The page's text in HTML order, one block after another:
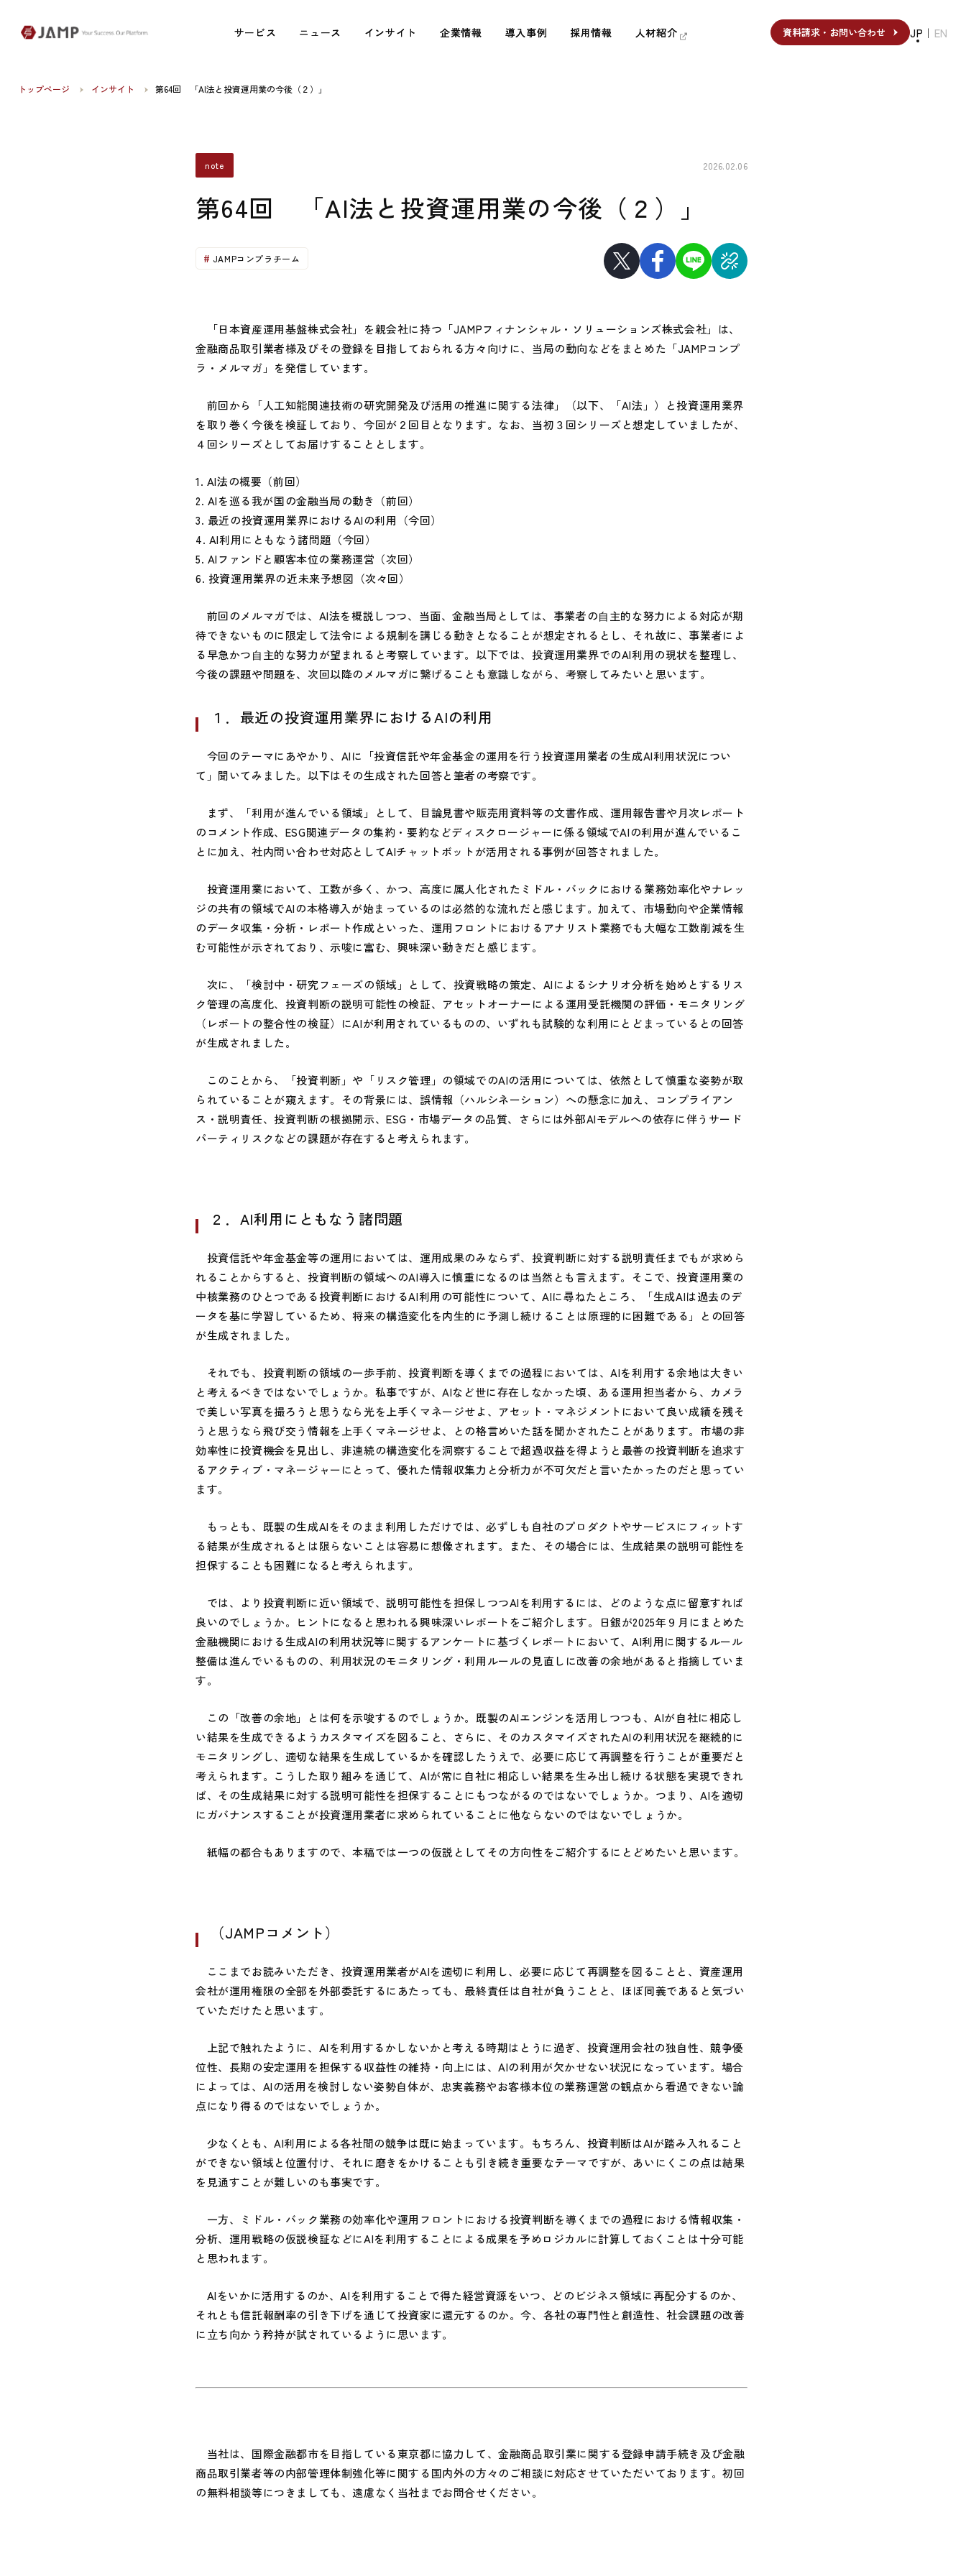
サービス
サービス ニュース
ニュース インサイト
インサイト 企業情報
企業情報 導入事例
導入事例 採用情報
採用情報 人材紹介
人材紹介 資料請求・お問い合わせ
資料請求・お問い合わせ JP ｜ EN
トップページ インサイト 第64回 「AI法と投資運用業の今後（２）」
note 2026.02.06
第64回 「AI法と投資運用業の今後（２）」
JAMPコンプラチーム
「日本資産運用基盤株式会社」を親会社に持つ「JAMPフィナンシャル・ソリューションズ株式会社」は、
金融商品取引業者様及びその登録を目指しておられる方々向けに、当局の動向などをまとめた「JAMPコンプ
ラ・メルマガ」を発信しています。
前回から「人工知能関連技術の研究開発及び活用の推進に関する法律」（以下、「AI法」）と投資運用業界
を取り巻く今後を検証しており、今回が２回目となります。なお、当初３回シリーズと想定していましたが、
４回シリーズとしてお届けすることとします。
1. AI法の概要（前回）
2. AIを巡る我が国の金融当局の動き（前回）
3. 最近の投資運用業界におけるAIの利用（今回）
4. AI利用にともなう諸問題（今回）
5. AIファンドと顧客本位の業務運営（次回）
6. 投資運用業界の近未来予想図（次々回）
前回のメルマガでは、AI法を概説しつつ、当面、金融当局としては、事業者の⾃主的な努力による対応が期
待できないものに限定して法令による規制を講じる動きとなることが想定されるとし、それ故に、事業者によ
る早急かつ⾃主的な努力が望まれると考察しています。以下では、投資運用業界でのAI利用の現状を整理し、
今後の課題や問題を、次回以降のメルマガに繋げることも意識しながら、考察してみたいと思います。
１．最近の投資運用業界におけるAIの利用
今回のテーマにあやかり、AIに「投資信託や年金基金の運用を行う投資運用業者の生成AI利用状況につい
て」聞いてみました。以下はその生成された回答と筆者の考察です。
まず、「利用が進んでいる領域」として、目論見書や販売用資料等の文書作成、運用報告書や月次レポート
のコメント作成、ESG関連データの集約・要約などディスクロージャーに係る領域でAIの利用が進んでいるこ
とに加え、社内問い合わせ対応としてAIチャットボットが活用される事例が回答されました。
投資運用業において、工数が多く、かつ、高度に属人化されたミドル・バックにおける業務効率化やナレッ
ジの共有の領域でAIの本格導入が始まっているのは必然的な流れだと感じます。加えて、市場動向や企業情報
のデータ収集・分析・レポート作成といった、運用フロントにおけるアナリスト業務でも大幅な工数削減を生
む可能性が示されており、示唆に富む、興味深い動きだと感じます。
次に、「検討中・研究フェーズの領域」として、投資戦略の策定、AIによるシナリオ分析を始めとするリス
ク管理の高度化、投資判断の説明可能性の検証、アセットオーナーによる運用受託機関の評価・モニタリング
（レポートの整合性の検証）にAIが利用されているものの、いずれも試験的な利用にとどまっているとの回答
が生成されました。
このことから、「投資判断」や「リスク管理」の領域でのAIの活用については、依然として慎重な姿勢が取
られていることが窺えます。その背景には、誤情報（ハルシネーション）への懸念に加え、コンプライアン
ス・説明責任、投資判断の根拠開示、ESG・市場データの品質、さらには外部AIモデルへの依存に伴うサード
パーティリスクなどの課題が存在すると考えられます。
２．AI利用にともなう諸問題
投資信託や年金基金等の運用においては、運用成果のみならず、投資判断に対する説明責任までもが求めら
れることからすると、投資判断の領域へのAI導入に慎重になるのは当然とも言えます。そこで、投資運用業の
中核業務のひとつである投資判断におけるAI利用の可能性について、AIに尋ねたところ、「生成AIは過去のデ
ータを基に学習しているため、将来の構造変化を内生的に予測し続けることは原理的に困難である」との回答
が生成されました。
それでも、投資判断の領域の一歩手前、投資判断を導くまでの過程においては、AIを利用する余地は大きい
と考えるべきではないでしょうか。私事ですが、AIなど世に存在しなかった頃、ある運用担当者から、カメラ
で美しい写真を撮ろうと思うなら光を上手くマネージせよ、アセット・マネジメントにおいて良い成績を残そ
うと思うなら飛び交う情報を上手くマネージせよ、との格言めいた話を聞かされたことがあります。市場の非
効率性に投資機会を見出し、非連続の構造変化を洞察することで超過収益を得ようと最善の投資判断を追求す
るアクティブ・マネージャーにとって、優れた情報収集力と分析力が不可欠だと言いたかったのだと思ってい
ます。
もっとも、既製の生成AIをそのまま利用しただけでは、必ずしも自社のプロダクトやサービスにフィットす
る結果が生成されるとは限らないことは容易に想像されます。また、その場合には、生成結果の説明可能性を
担保することも困難になると考えられます。
では、より投資判断に近い領域で、説明可能性を担保しつつAIを利用するには、どのような点に留意すれば
良いのでしょうか。ヒントになると思われる興味深いレポートをご紹介します。日銀が2025年９月にまとめた
金融機関における生成AIの利用状況等に関するアンケートに基づくレポートにおいて、AI利用に関するルール
整備は進んでいるものの、利用状況のモニタリング・利用ルールの見直しに改善の余地があると指摘していま
す。
この「改善の余地」とは何を示唆するのでしょうか。既製のAIエンジンを活用しつつも、AIが自社に相応し
い結果を生成できるようカスタマイズを図ること、さらに、そのカスタマイズされたAIの利用状況を継続的に
モニタリングし、適切な結果を生成しているかを確認したうえで、必要に応じて再調整を行うことが重要だと
考えられます。こうした取り組みを通じて、AIが常に自社に相応しい結果を生み出し続ける状態を実現できれ
ば、その生成結果に対する説明可能性を担保することにもつながるのではないでしょうか。つまり、AIを適切
にガバナンスすることが投資運用業者に求められていることに他ならないのではないでしょうか。
紙幅の都合もありますので、本稿では一つの仮説としてその方向性をご紹介するにとどめたいと思います。
（JAMPコメント）
ここまでお読みいただき、投資運用業者がAIを適切に利用し、必要に応じて再調整を図ることと、資産運用
会社が運用権限の全部を外部委託するにあたっても、最終責任は自社が負うことと、ほぼ同義であると気づい
ていただけたと思います。
上記で触れたように、AIを利用するかしないかと考える時期はとうに過ぎ、投資運用会社の独自性、競争優
位性、長期の安定運用を担保する収益性の維持・向上には、AIの利用が欠かせない状況になっています。場合
によっては、AIの活用を検討しない姿勢自体が、忠実義務やお客様本位の業務運営の観点から看過できない論
点になり得るのではないでしょうか。
少なくとも、AI利用による各社間の競争は既に始まっています。もちろん、投資判断はAIが踏み入れること
ができない領域と位置付け、それに磨きをかけることも引き続き重要なテーマですが、あいにくこの点は結果
を見通すことが難しいのも事実です。
一方、ミドル・バック業務の効率化や運用フロントにおける投資判断を導くまでの過程における情報収集・
分析、運用戦略の仮説検証などにAIを利用することによる成果を予めロジカルに計算しておくことは十分可能
と思われます。
AIをいかに活用するのか、AIを利用することで得た経営資源をいつ、どのビジネス領域に再配分するのか、
それとも信託報酬率の引き下げを通じて投資家に還元するのか。今、各社の専門性と創造性、社会課題の改善
に立ち向かう矜持が試されているように思います。
当社は、国際金融都市を目指している東京都に協力して、金融商品取引業に関する登録申請手続き及び金融
商品取引業者等の内部管理体制強化等に関する国内外の方々のご相談に対応させていただいております。初回
の無料相談等につきましても、遠慮なく当社までお問合せください。